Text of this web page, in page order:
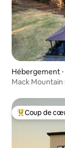
Hébergement
Mack Mountain
Coups de cœur
Coup de